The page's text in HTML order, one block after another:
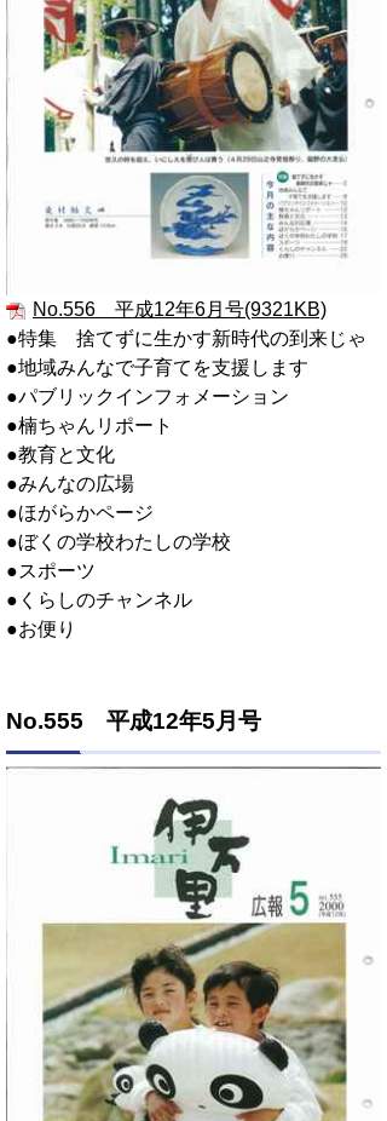
No.556 平成12年6月号(9321KB)
●特集 捨てずに生かす新時代の到来じゃ
●地域みんなで子育てを支援します
●パブリックインフォメーション
●楠ちゃんリポート
●教育と文化
●みんなの広場
●ほがらかページ
●ぼくの学校わたしの学校
●スポーツ
●くらしのチャンネル
●お便り
No.555 平成12年5月号